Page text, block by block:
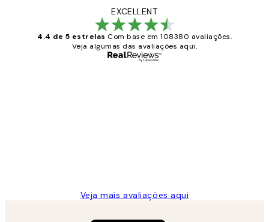
EXCELLENT
4.4 de 5 estrelas Com base em 108380 avaliações.
Veja algumas das avaliações aqui.
Veja mais avaliações aqui